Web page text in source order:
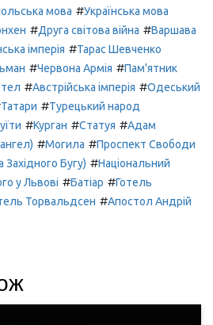
мова #Українська мова
#Друга світова війна #Варшава
імперія #Тарас Шевченко
#Червона Армія #Пам'ятник
#Австрійська імперія #Одеський
Татари #Турецький народ
#Курган #Статуя #Адам
#Могила #Проспект Свободи
Бугу) #Національний
у Львові #Батіар #Готель
Торвальдсен #Апостол Андрій